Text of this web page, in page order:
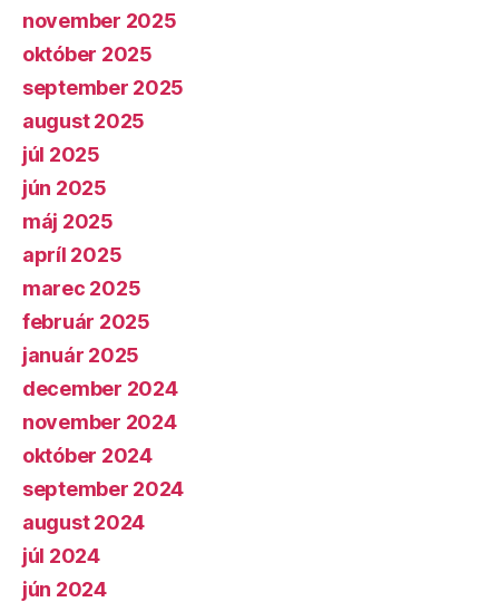
november 2025
október 2025
september 2025
august 2025
júl 2025
jún 2025
máj 2025
apríl 2025
marec 2025
február 2025
január 2025
december 2024
november 2024
október 2024
september 2024
august 2024
júl 2024
jún 2024